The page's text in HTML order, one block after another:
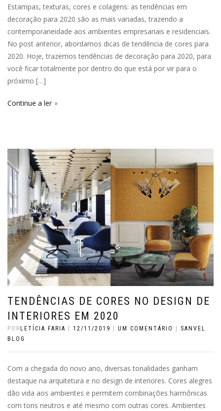
Estampas, texturas, cores e colagens: as tendências em
decoração para 2020 são as mais variadas, trazendo a
contemporaneidade aos ambientes empresariais e residenciais.
No post anterior, abordamos dicas de tendência de cores para
2020. Hoje, trazemos tendências de decoração para 2020, para
você ficar totalmente por dentro do que está por vir para o
próximo […]
Continue a ler
TENDÊNCIAS DE CORES NO DESIGN DE
INTERIORES EM 2020
POR LETÍCIA FARIA 12/11/2019 UM COMENTÁRIO
SANVEL
BLOG
Com a chegada do novo ano, diversas tonalidades ganham
destaque na arquitetura e no design de interiores. Cores alegres
dão vida aos ambientes e permitem combinações harmônicas
com tons neutros e até mesmo com outras cores. Ambientes